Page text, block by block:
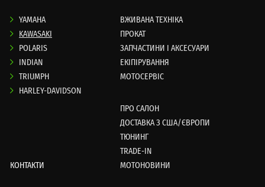
YAMAHA
KAWASAKI
POLARIS
INDIAN
TRIUMPH
HARLEY-DAVIDSON
ВЖИВАНА ТЕХНІКА
ПРОКАТ
ЗАПЧАСТИНИ І АКСЕСУАРИ
ЕКІПІРУВАННЯ
МОТОСЕРВІС
ПРО САЛОН
ДОСТАВКА З США/ЄВРОПИ
ТЮНИНГ
TRADE-IN
МОТОНОВИНИ
КОНТАКТИ